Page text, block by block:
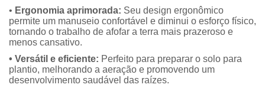
• Ergonomia aprimorada: Seu design ergonômico
permite um manuseio confortável e diminui o esforço físico,
tornando o trabalho de afofar a terra mais prazeroso e
menos cansativo.
• Versátil e eficiente: Perfeito para preparar o solo para
plantio, melhorando a aeração e promovendo um
desenvolvimento saudável das raízes.